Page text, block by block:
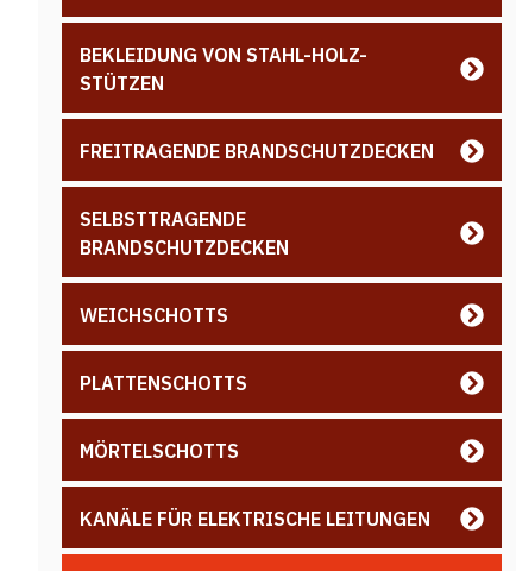
BEKLEIDUNG VON STAHL-HOLZ-
STÜTZEN
FREITRAGENDE BRANDSCHUTZDECKEN
SELBSTTRAGENDE
BRANDSCHUTZDECKEN
WEICHSCHOTTS
PLATTENSCHOTTS
MÖRTELSCHOTTS
KANÄLE FÜR ELEKTRISCHE LEITUNGEN